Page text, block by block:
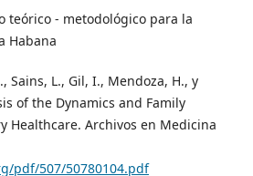
teórico - metodológico para la
Habana
Sains, L., Gil, I., Mendoza, H., y
of the Dynamics and Family
Healthcare. Archivos en Medicina
pdf/507/50780104.pdf